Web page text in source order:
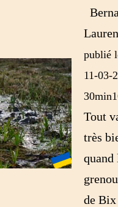
publié
11-03-
Tout
très
quand
de Bix